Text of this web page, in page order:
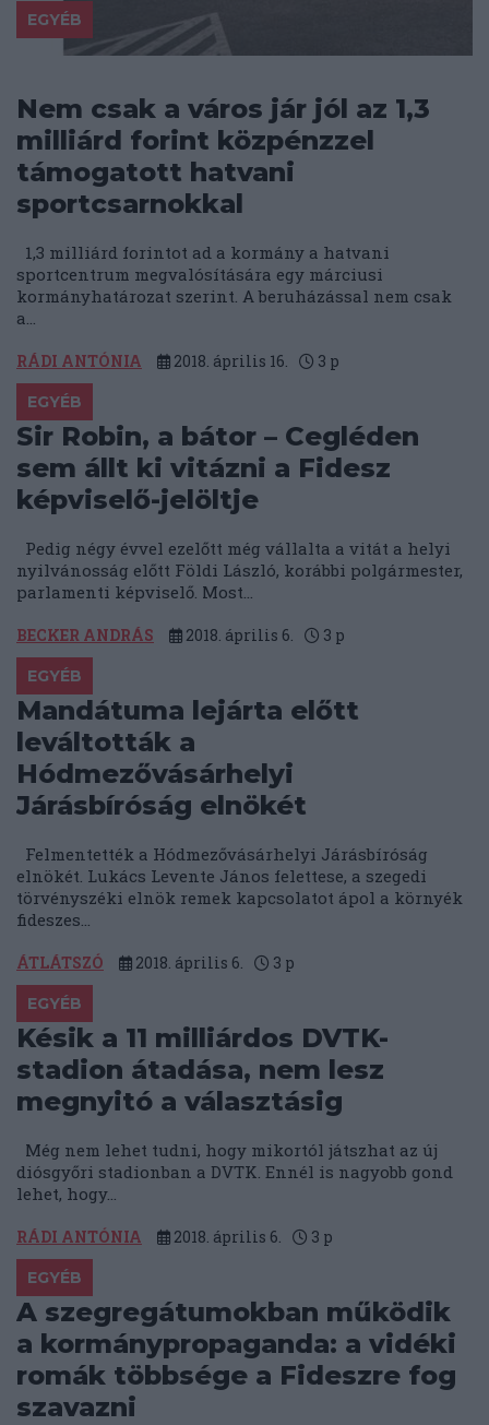
EGYÉB
Nem csak a város jár jól az 1,3
milliárd forint közpénzzel
támogatott hatvani
sportcsarnokkal
1,3 milliárd forintot ad a kormány a hatvani
sportcentrum megvalósítására egy márciusi
kormányhatározat szerint. A beruházással nem csak
a...
RÁDI ANTÓNIA 2018. április 16. 3 p
EGYÉB
Sir Robin, a bátor – Cegléden
sem állt ki vitázni a Fidesz
képviselő-jelöltje
Pedig négy évvel ezelőtt még vállalta a vitát a helyi
nyilvánosság előtt Földi László, korábbi polgármester,
parlamenti képviselő. Most...
BECKER ANDRÁS 2018. április 6. 3 p
EGYÉB
Mandátuma lejárta előtt
leváltották a
Hódmezővásárhelyi
Járásbíróság elnökét
Felmentették a Hódmezővásárhelyi Járásbíróság
elnökét. Lukács Levente János felettese, a szegedi
törvényszéki elnök remek kapcsolatot ápol a környék
fideszes...
ÁTLÁTSZÓ 2018. április 6. 3 p
EGYÉB
Késik a 11 milliárdos DVTK-
stadion átadása, nem lesz
megnyitó a választásig
Még nem lehet tudni, hogy mikortól játszhat az új
diósgyőri stadionban a DVTK. Ennél is nagyobb gond
lehet, hogy...
RÁDI ANTÓNIA 2018. április 6. 3 p
EGYÉB
A szegregátumokban működik
a kormánypropaganda: a vidéki
romák többsége a Fideszre fog
szavazni